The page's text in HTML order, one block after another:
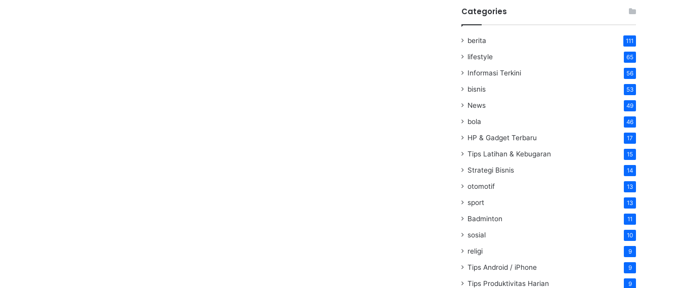
Categories
berita 111
lifestyle 65
Informasi Terkini 56
bisnis 53
News 49
bola 46
HP & Gadget Terbaru 17
Tips Latihan & Kebugaran 15
Strategi Bisnis 14
otomotif 13
sport 13
Badminton 11
sosial 10
religi 9
Tips Android / iPhone 9
Tips Produktivitas Harian 9